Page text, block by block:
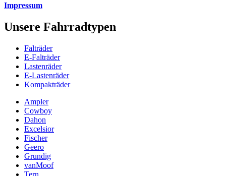
Impressum
Unsere Fahrradtypen
Falträder
E-Falträder
Lastenräder
E-Lastenräder
Kompakträder
Ampler
Cowboy
Dahon
Excelsior
Fischer
Geero
Grundig
vanMoof
Tern